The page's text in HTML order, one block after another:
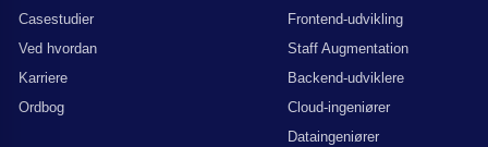
Casestudier
Ved hvordan
Karriere
Ordbog
Frontend-udvikling
Staff Augmentation
Backend-udviklere
Cloud-ingeniører
Dataingeniører